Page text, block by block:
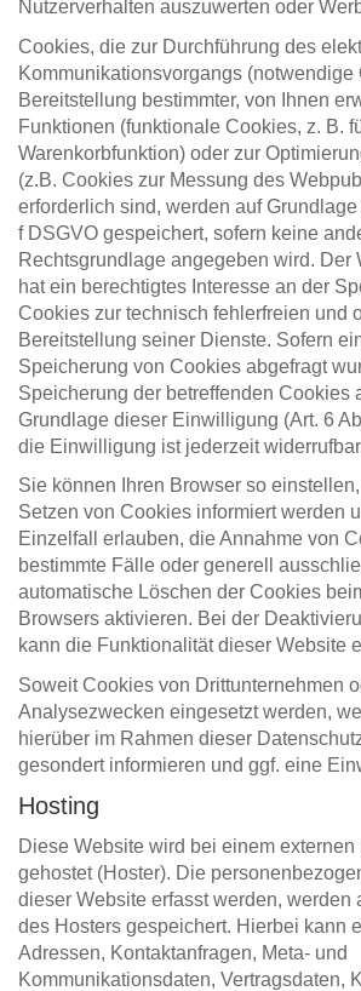
Nutzerverhalten auszuwerten oder
Cookies, die zur Durchführung des
Kommunikationsvorgangs (notwendige
Bereitstellung bestimmter, von Ihnen
Funktionen (funktionale Cookies, z. B.
Warenkorbfunktion) oder zur
(z.B. Cookies zur Messung des
erforderlich sind, werden auf Grundlage
f DSGVO gespeichert, sofern keine
Rechtsgrundlage angegeben wird. Der
hat ein berechtigtes Interesse an der
Cookies zur technisch fehlerfreien und
Bereitstellung seiner Dienste. Sofern
Speicherung von Cookies abgefragt
Speicherung der betreffenden Cookies
Grundlage dieser Einwilligung (Art. 6
die Einwilligung ist jederzeit
Sie können Ihren Browser so
Setzen von Cookies informiert werden
Einzelfall erlauben, die Annahme von
bestimmte Fälle oder generell
automatische Löschen der Cookies
Browsers aktivieren. Bei der
kann die Funktionalität dieser Website
Soweit Cookies von Drittunternehmen
Analysezwecken eingesetzt werden,
hierüber im Rahmen dieser
gesondert informieren und ggf. eine
Hosting
Diese Website wird bei einem
gehostet (Hoster). Die
dieser Website erfasst werden, werden
des Hosters gespeichert. Hierbei kann
Adressen, Kontaktanfragen, Meta- und
Kommunikationsdaten, Vertragsdaten,